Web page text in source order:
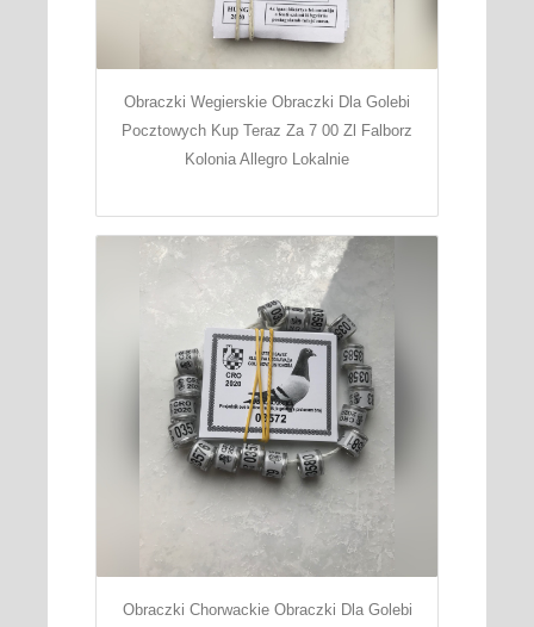
Obraczki Wegierskie Obraczki Dla Golebi
Pocztowych Kup Teraz Za 7 00 Zl Falborz
Kolonia Allegro Lokalnie
Obraczki Chorwackie Obraczki Dla Golebi